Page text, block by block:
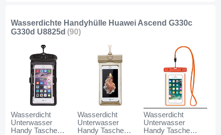
Wasserdichte Handyhülle Huawei Ascend G330c
G330d U8825d (90)
Wasserdicht
Unterwasser
Handy Tasche
Wasserdicht
Unterwasser
Handy Tasche
Wasserdicht
Unterwasser
Handy Tasche